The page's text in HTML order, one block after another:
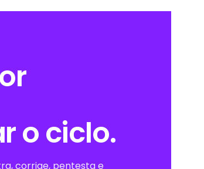
o ciclo.
corrige, pentesta e